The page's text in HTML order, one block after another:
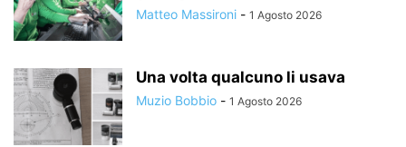
Matteo Massironi - 1 Agosto 2026
Una volta qualcuno li usava
Muzio Bobbio - 1 Agosto 2026